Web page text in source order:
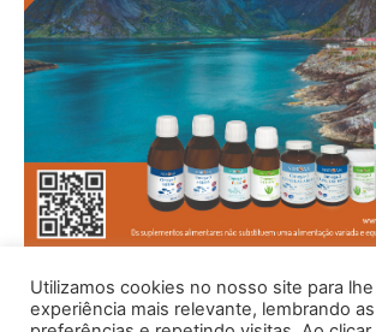
Utilizamos cookies no nosso site para
experiência mais relevante, lembrando